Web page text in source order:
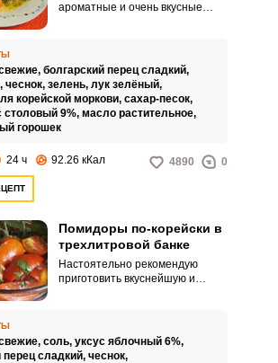
ароматные и очень вкусные
через сутки, она превосходно
подходит к мясным блюдам и
блюдам из птицы, хорошо
сочетается с гарнирами из
картофеля и макаронных
болгарский перец сладкий,
чеснок, зелень, лук зелёный,
корейской моркови, сахар-песок,
столовый 9%, масло растительное,
горошек
24 ч 92.26 кКал 4890 0
Помидоры по-корейски в
трехлитровой банке
Настоятельно рекомендую
приготовить вкуснейшую и
можно приготовить различными
способами.
соль, уксус яблочный 6%,
перец сладкий, чеснок,